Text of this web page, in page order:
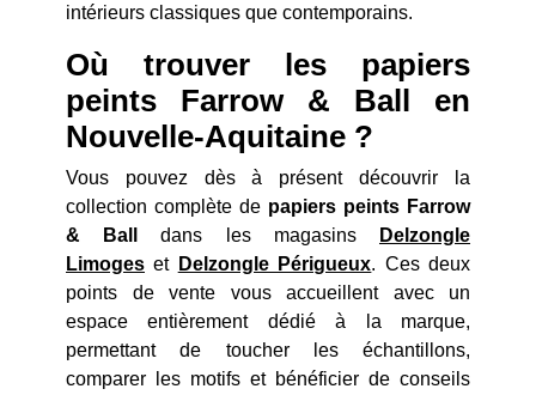
intérieurs classiques que contemporains.
Où trouver les papiers
peints Farrow & Ball en
Nouvelle-Aquitaine ?
Vous pouvez dès à présent découvrir la
collection complète de papiers peints Farrow
& Ball
dans les magasins
Delzongle
Limoges et Delzongle Périgueux. Ces deux
points de vente vous accueillent avec un
espace entièrement dédié à la marque,
permettant de toucher les échantillons,
comparer les motifs et bénéficier de conseils